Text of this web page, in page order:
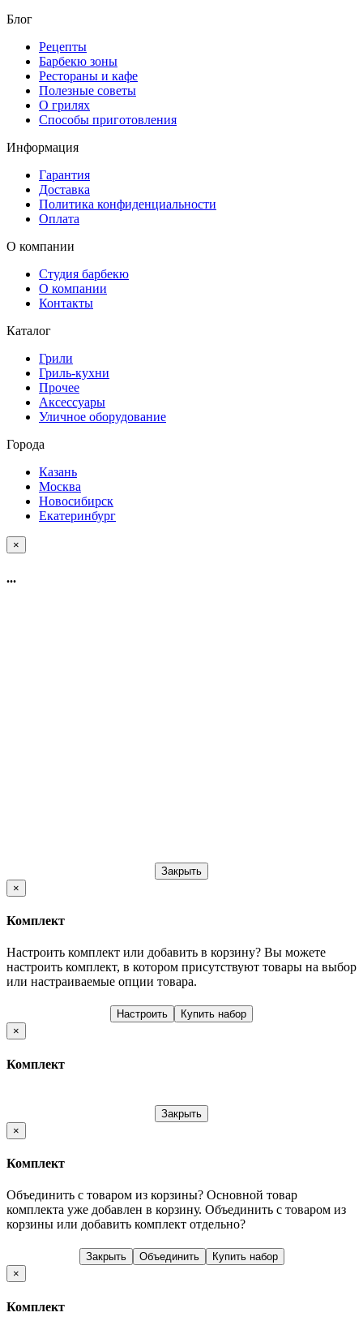
Блог
Рецепты
Барбекю зоны
Рестораны и кафе
Полезные советы
О грилях
Способы приготовления
Информация
Гарантия
Доставка
Политика конфиденциальности
Оплата
О компании
Студия барбекю
О компании
Контакты
Каталог
Грили
Гриль-кухни
Прочее
Аксессуары
Уличное оборудование
Города
Казань
Москва
Новосибирск
Екатеринбург
×
...
Закрыть
×
Комплект
Настроить комплект или добавить в корзину? Вы можете
настроить комплект, в котором присутствуют товары на выбор
или настраиваемые опции товара.
Настроить
Купить набор
×
Комплект
Закрыть
×
Комплект
Объединить с товаром из корзины? Основной товар
комплекта уже добавлен в корзину. Объединить с товаром из
корзины или добавить комплект отдельно?
Закрыть Объединить
Купить набор
×
Комплект